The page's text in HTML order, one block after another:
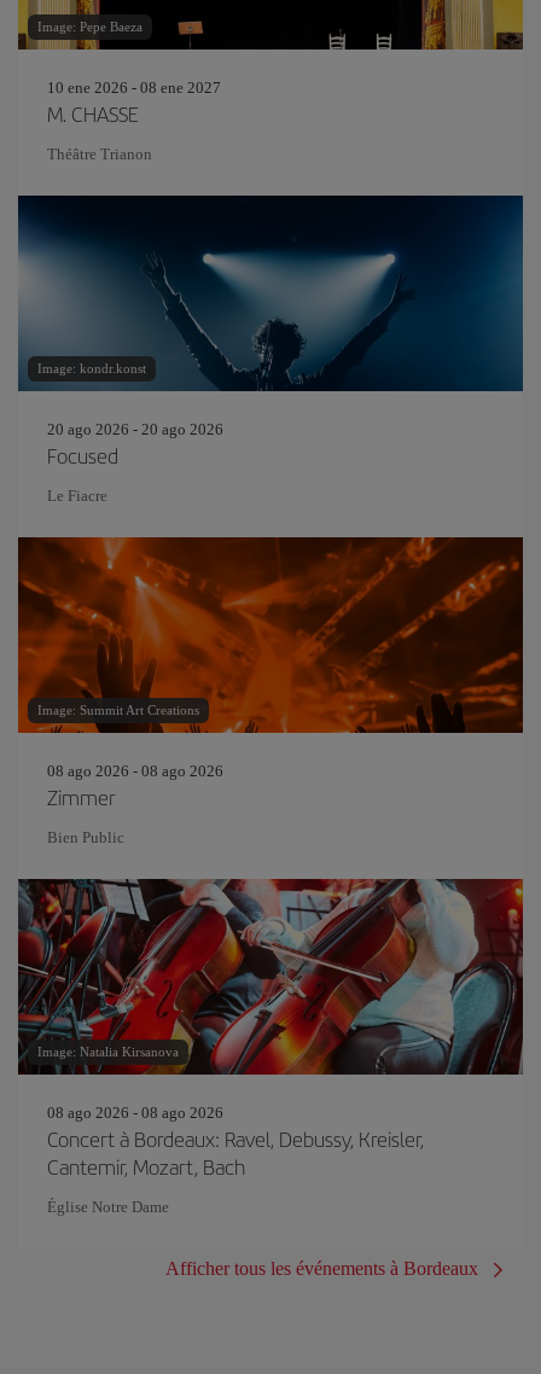
Image: Pepe Baeza
10 ene 2026 - 08 ene 2027
M. CHASSE
Théâtre Trianon
Image: kondr.konst
20 ago 2026 - 20 ago 2026
Focused
Le Fiacre
Image: Summit Art Creations
08 ago 2026 - 08 ago 2026
Zimmer
Bien Public
Image: Natalia Kirsanova
08 ago 2026 - 08 ago 2026
Concert à Bordeaux: Ravel, Debussy, Kreisler,
Cantemir, Mozart, Bach
Église Notre Dame
Afficher tous les événements à Bordeaux